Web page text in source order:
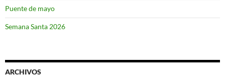
Puente de mayo
Semana Santa 2026
ARCHIVOS